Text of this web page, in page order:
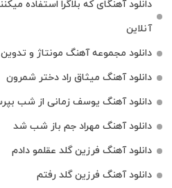
دانلود آهنگای که بلاگرا استفاده
آنلاین
دانلود مجموعه آهنگ مونتاژ و
دانلود آهنگ میثاق راد دختر شمرون
دانلود آهنگ یوسف زمانی از شب
دانلود آهنگ مهراد جم باز شب شد
دانلود آهنگ فرزین گلد عقلمو دادم
دانلود آهنگ فرزین گلد رفتم